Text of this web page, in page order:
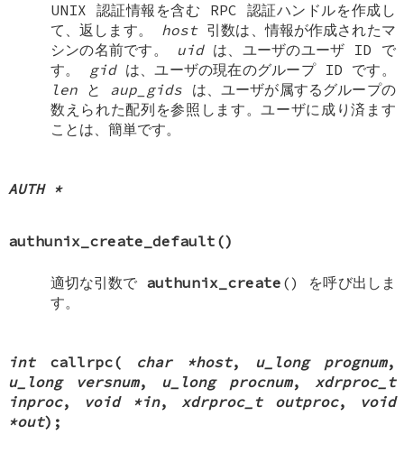
UNIX 認証情報を含む RPC 認証ハンドルを作成し
て、返します。 host引数は、情報が作成されたマ
シンの名前です。 uidは、ユーザのユーザ ID で
す。
gidは、ユーザの現在のグループ ID です。
lenと aup_gids は、ユーザが属するグループの
数えられた配列を参照します。ユーザに成り済ます
ことは、簡単です。
AUTH *
authunix_create_default ()
適切な引数で authunix_create () を呼び出しま
す。
int callrpc( char *host, u_long prognum,
u_long versnum, u_long procnum, xdrproc_t
inproc, void *in, xdrproc_t outproc,
void
*out);